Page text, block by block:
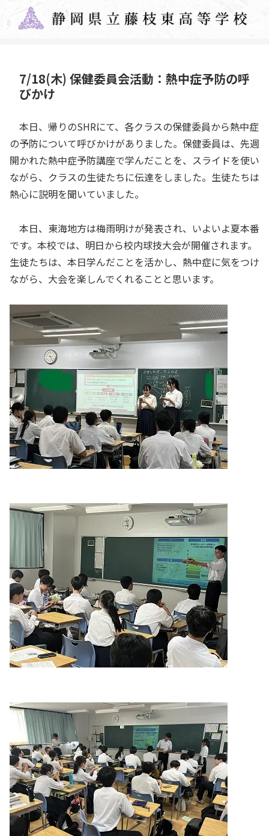
7/18(木) 保健委員会活動：熱中症予防の呼
びかけ
本日、帰りのSHRにて、各クラスの保健委員から熱中症
の予防について呼びかけがありました。保健委員は、先週
開かれた熱中症予防講座で学んだことを、スライドを使い
ながら、クラスの生徒たちに伝達をしました。生徒たちは
熱心に説明を聞いていました。
本日、東海地方は梅雨明けが発表され、いよいよ夏本番
です。本校では、明日から校内球技大会が開催されます。
生徒たちは、本日学んだことを活かし、熱中症に気をつけ
ながら、大会を楽しんでくれることと思います。